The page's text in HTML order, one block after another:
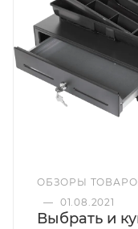
ОБЗОРЫ
— 01.08.2021
Выбрать и